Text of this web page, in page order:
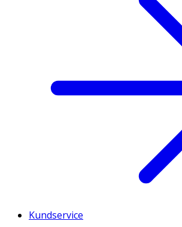
Kundservice